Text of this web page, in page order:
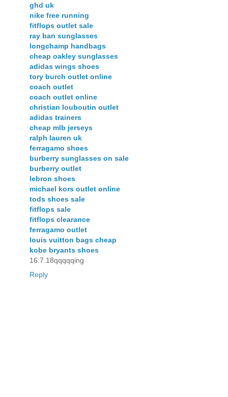
ghd uk
nike free running
fitflops outlet sale
ray ban sunglasses
longchamp handbags
cheap oakley sunglasses
adidas wings shoes
tory burch outlet online
coach outlet
coach outlet online
christian louboutin outlet
adidas trainers
cheap mlb jerseys
ralph lauren uk
ferragamo shoes
burberry sunglasses on sale
burberry outlet
lebron shoes
michael kors outlet online
tods shoes sale
fitflops sale
fitflops clearance
ferragamo outlet
louis vuitton bags cheap
kobe bryants shoes
16.7.18qqqqqing
Reply